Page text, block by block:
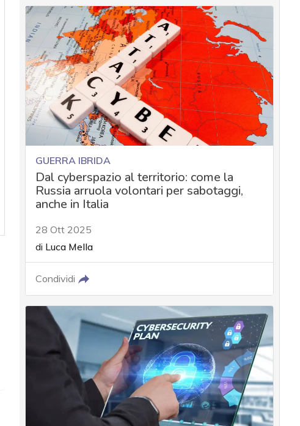
GUERRA IBRIDA
Dal cyberspazio al territorio: come la
Russia arruola volontari per sabotaggi,
anche in Italia
28 Ott 2025
di Luca Mella
Condividi